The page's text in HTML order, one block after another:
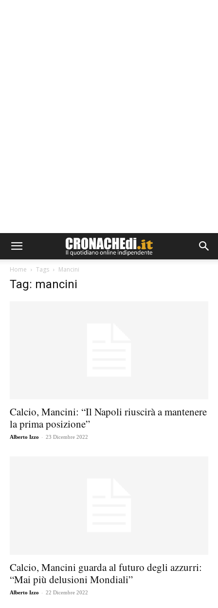
Home Tags Mancini
Tag: mancini
Calcio, Mancini: “Il Napoli riuscirà a mantenere
la prima posizione”
Alberto Izzo - 23 Dicembre 2022
Calcio, Mancini guarda al futuro degli azzurri:
“Mai più delusioni Mondiali”
Alberto Izzo - 22 Dicembre 2022